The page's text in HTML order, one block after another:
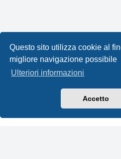
Questo sito utilizza cookie al
migliore navigazione possibile
Ulteriori informazioni
Accetto
Creato daphpBB® Forum
Leenoz.com
phpBB-Italia.it
Condizioni|Tutti gli orari